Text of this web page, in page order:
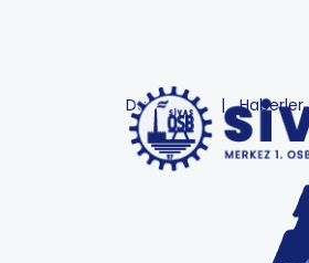
Duyurular Haberler